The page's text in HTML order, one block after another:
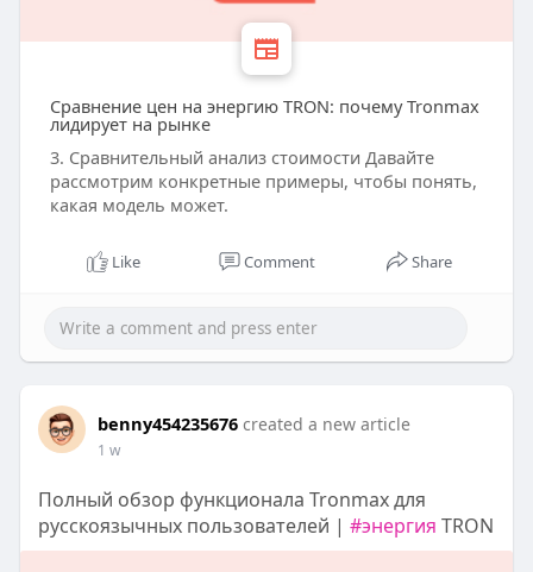
Сравнение цен на энергию TRON: почему Tronmax
лидирует на рынке
3. Сравнительный анализ стоимости Давайте
рассмотрим конкретные примеры, чтобы понять,
какая модель может.
Like Comment Share
benny454235676 created a new article
1 w
Полный обзор функционала Tronmax для
русскоязычных пользователей | #энергия TRON